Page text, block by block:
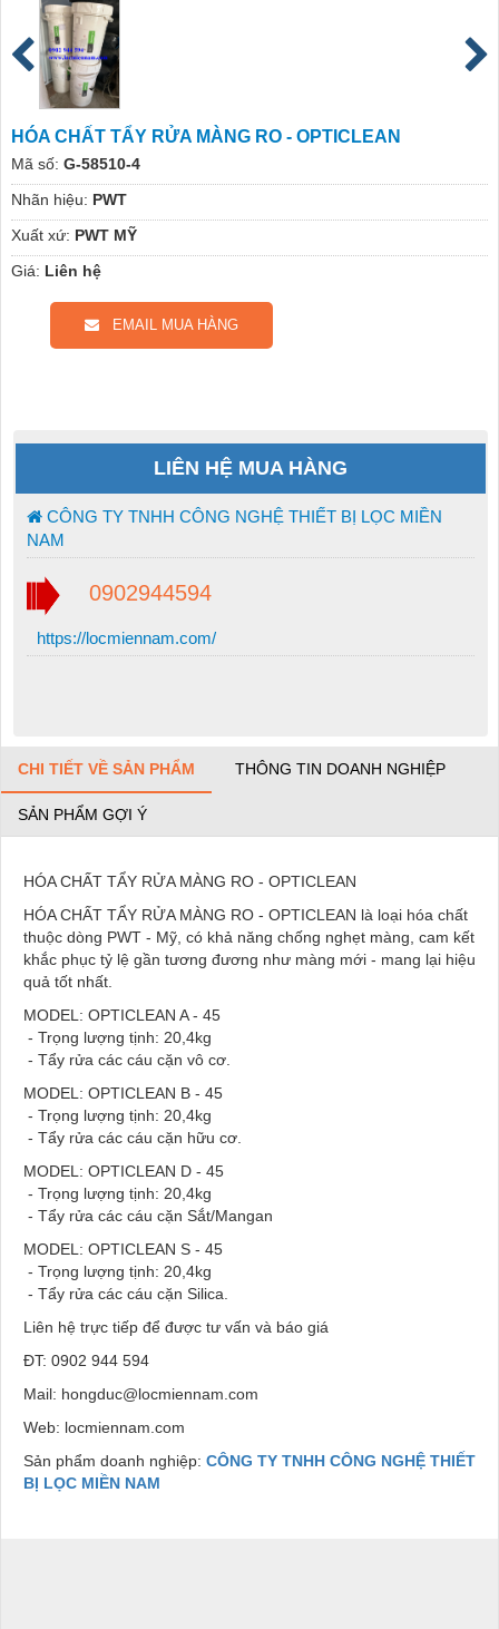
HÓA CHẤT TẨY RỬA MÀNG RO - OPTICLEAN
Mã số: G-58510-4
Nhãn hiệu: PWT
Xuất xứ: PWT MỸ
Giá: Liên hệ
EMAIL MUA HÀNG
LIÊN HỆ MUA HÀNG
CÔNG TY TNHH CÔNG NGHỆ THIẾT BỊ LỌC MIỀN
NAM
0902944594
https://locmiennam.com/
CHI TIẾT VỀ SẢN PHẨM THÔNG TIN DOANH NGHIỆP
SẢN PHẨM GỢI Ý
HÓA CHẤT TẨY RỬA MÀNG RO - OPTICLEAN
HÓA CHẤT TẨY RỬA MÀNG RO - OPTICLEAN là loại hóa chất
thuộc dòng PWT - Mỹ, có khả năng chống nghẹt màng, cam kết
khắc phục tỷ lệ gần tương đương như màng mới - mang lại hiệu
quả tốt nhất.
MODEL: OPTICLEAN A - 45
- Trọng lượng tịnh: 20,4kg
- Tẩy rửa các cáu cặn vô cơ.
MODEL: OPTICLEAN B - 45
- Trọng lượng tịnh: 20,4kg
- Tẩy rửa các cáu cặn hữu cơ.
MODEL: OPTICLEAN D - 45
- Trọng lượng tịnh: 20,4kg
- Tẩy rửa các cáu cặn Sắt/Mangan
MODEL: OPTICLEAN S - 45
- Trọng lượng tịnh: 20,4kg
- Tẩy rửa các cáu cặn Silica.
Liên hệ trực tiếp để được tư vấn và báo giá
ĐT: 0902 944 594
Mail: hongduc@locmiennam.com
Web: locmiennam.com
Sản phẩm doanh nghiệp: CÔNG TY TNHH CÔNG NGHỆ THIẾT
BỊ LỌC MIỀN NAM